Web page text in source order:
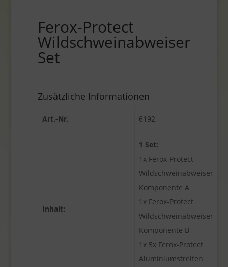
Ferox-Protect
Wildschweinabweiser
Set
Zusätzliche Informationen
Art.-Nr. 6192
Inhalt:
1 Set:
1x Ferox-Protect
Wildschweinabweiser
Komponente A
1x Ferox-Protect
Wildschweinabweiser
Komponente B
1x 5x Ferox-Protect
Aluminiumstreifen